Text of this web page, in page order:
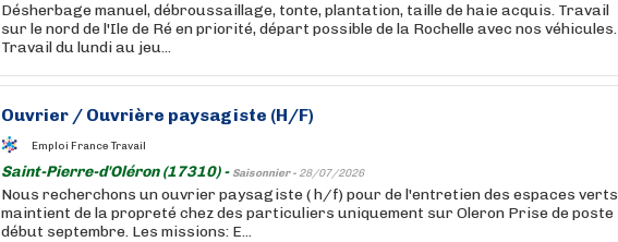
Désherbage manuel, débroussaillage, tonte, plantation, taille de haie acquis. Travail
sur le nord de l'Ile de Ré en priorité, départ possible de la Rochelle avec nos véhicules.
Travail du lundi au jeu...
Ouvrier / Ouvrière paysagiste (H/F)
Emploi France Travail
Saint-Pierre-d'Oléron (17310) - Saisonnier - 28/07/2026
Nous recherchons un ouvrier paysagiste ( h/f) pour de l'entretien des espaces verts
maintient de la propreté chez des particuliers uniquement sur Oleron Prise de poste
début septembre. Les missions: E...